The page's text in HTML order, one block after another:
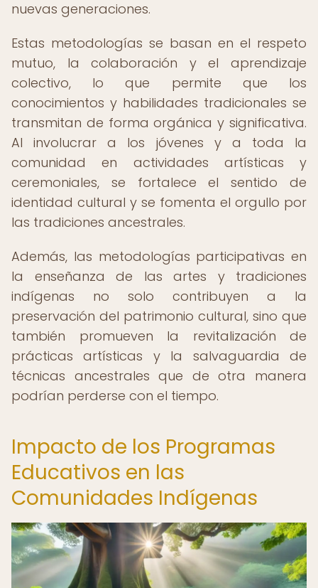
nuevas generaciones.
Estas metodologías se basan en el respeto
mutuo, la colaboración y el aprendizaje
colectivo, lo que permite que los
conocimientos y habilidades tradicionales se
transmitan de forma orgánica y significativa.
Al involucrar a los jóvenes y a toda la
comunidad en actividades artísticas y
ceremoniales, se fortalece el sentido de
identidad cultural y se fomenta el orgullo por
las tradiciones ancestrales.
Además, las metodologías participativas en
la enseñanza de las artes y tradiciones
indígenas no solo contribuyen a la
preservación del patrimonio cultural, sino que
también promueven la revitalización de
prácticas artísticas y la salvaguardia de
técnicas ancestrales que de otra manera
podrían perderse con el tiempo.
Impacto de los Programas
Educativos en las
Comunidades Indígenas